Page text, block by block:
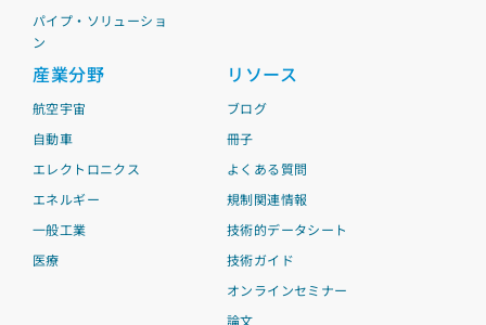
パイプ・ソリューショ
ン
産業分野
航空宇宙
自動車
エレクトロニクス
エネルギー
一般工業
医療
リソース
ブログ
冊子
よくある質問
規制関連情報
技術的データシート
技術ガイド
オンラインセミナー
論文